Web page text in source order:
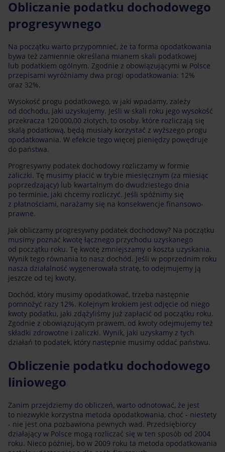
Obliczanie podatku dochodowego
progresywnego
Na początku warto przypomnieć, że ta forma opodatkowania
bywa też zamiennie określana mianem skali podatkowej
lub podatkiem ogólnym. Zgodnie z obowiązującymi w Polsce
przepisami wyróżniamy dwa progi opodatkowania: 12%
oraz 32%.
Wysokość progu podatkowego, w jaki wpadamy, zależy
od dochodu, jaki uzyskujemy. Jeśli w skali roku jego wysokość
przekracza 120 000,00 złotych, to osoby, które rozliczają się
skalą podatkową, będą musiały korzystać z wyższego progu
opodatkowania. W efekcie tego więcej pieniędzy powędruje
do państwa.
Progresywny podatek dochodowy rozliczamy w formie
zaliczki. Tę musimy płacić w trybie miesięcznym (za miesiąc
poprzedzający) lub kwartalnym do dwudziestego dnia
po terminie, jaki chcemy rozliczyć. Jeśli spóźnimy się
z płatnościami, narażamy się na konsekwencje finansowo-
prawne.
Jak obliczamy progresywny podatek dochodowy? Na początku
musimy poznać kwotę łącznego przychodu uzyskanego
od początku roku. Tę kwotę zmniejszamy o koszta uzyskania.
Wynik tego równania to nasz dochód. Jeśli w poprzednim roku
nasza działalność wygenerowała stratę, to odejmujemy ją
jeszcze od tej kwoty.
Dochód, który musimy opodatkować, trzeba następnie
pomnożyć razy 12%. Kolejnym krokiem jest odjęcie od niego
kwoty podatku, jaki zdążyliśmy już zapłacić od początku roku.
Zgodnie z obowiązującym prawem, od kwoty odejmujemy też
składki zdrowotne i zaliczki. Wynik, jaki uzyskamy z tych
działań to podatek, który następnie musimy oddać państwu.
Obliczenie podatku dochodowego
liniowego
Zanim przejdziemy do obliczeń, warto odnotować, że jest
to niezwykle korzystna metoda opodatkowania, choć - niestety
- nie jest ona pozbawiona pewnych wad. Przedsiębiorcy
działający w Polsce mogą rozliczać się w ten sposób od 2004
roku. Nieco później, bo w 2009 roku ta metoda opodatkowania